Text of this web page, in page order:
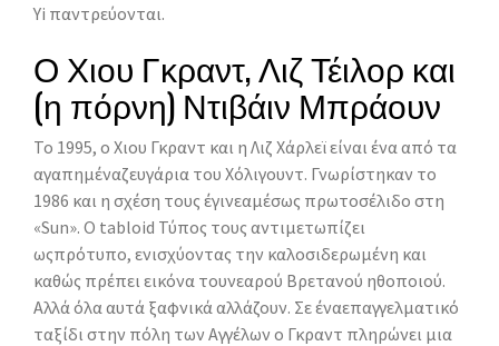
Yi παντρεύονται.
Ο Χιου Γκραντ, Λιζ Τέιλορ και
(η πόρνη) Ντιβάιν Μπράουν
Το 1995, ο Χιου Γκραντ και η Λιζ Χάρλεϊ είναι ένα από τα
αγαπημέναζευγάρια του Χόλιγουντ. Γνωρίστηκαν το
1986 και η σχέση τους έγινεαμέσως πρωτοσέλιδο στη
«Sun». Ο tabloid Τύπος τους αντιμετωπίζει
ωςπρότυπο, ενισχύοντας την καλοσιδερωμένη και
καθώς πρέπει εικόνα τουνεαρού Βρετανού ηθοποιού.
Αλλά όλα αυτά ξαφνικά αλλάζουν. Σε έναεπαγγελματικό
ταξίδι στην πόλη των Αγγέλων ο Γκραντ πληρώνει μια